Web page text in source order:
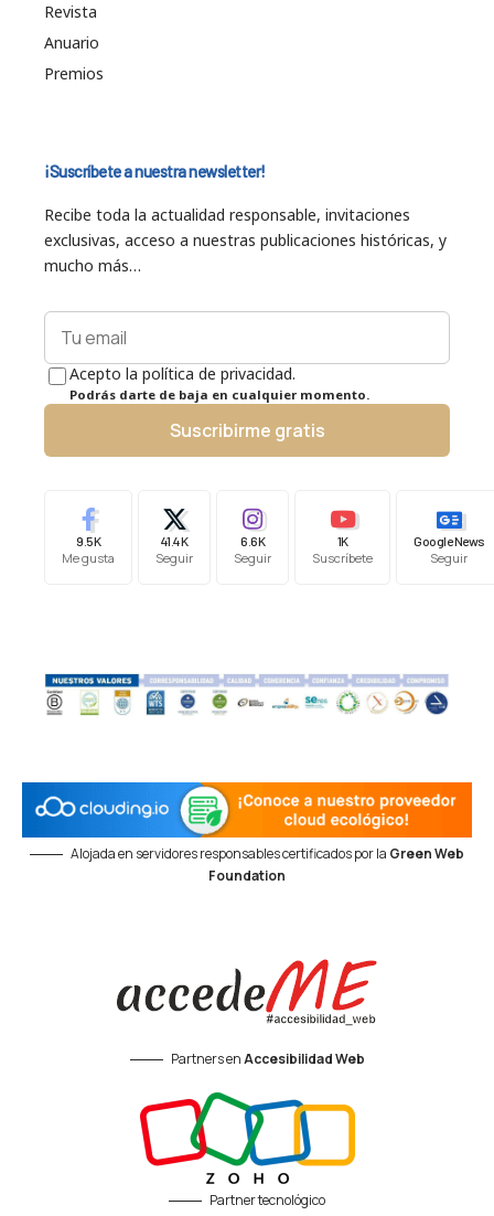
Revista
Anuario
Premios
¡Suscríbete a nuestra newsletter!
Recibe toda la actualidad responsable, invitaciones
exclusivas, acceso a nuestras publicaciones históricas, y
mucho más…
Acepto la política de privacidad.
Podrás darte de baja en cualquier momento.
Suscribirme gratis
9.5K
Me gusta
41.4K
Seguir
6.6K
Seguir
1K
Suscríbete
Google News
Seguir
Alojada en servidores responsables certificados por la Green Web
Foundation
Partners enAccesibilidad Web
Partner tecnológico